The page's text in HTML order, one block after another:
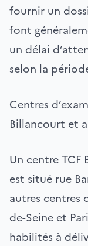
fournir un
font
un délai
selon la
Centres
Billancourt et
Un centre
est situé rue
autres centres
de-Seine et
habilités à